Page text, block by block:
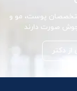
متخصصان پوست، مو و
جوش صورت دارند
دکتر